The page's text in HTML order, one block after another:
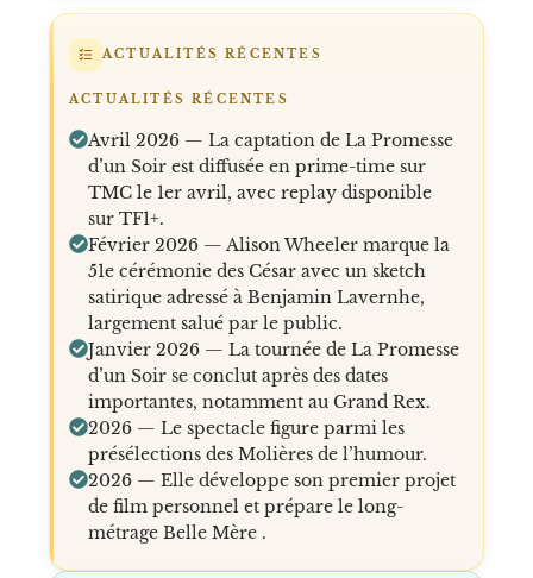
ACTUALITÉS RÉCENTES
ACTUALITÉS RÉCENTES
Avril 2026 — La captation de La Promesse
d’un Soir est diffusée en prime-time sur
TMC le 1er avril, avec replay disponible
sur TF1+.
Février 2026 — Alison Wheeler marque la
51e cérémonie des César avec un sketch
satirique adressé à Benjamin Lavernhe,
largement salué par le public.
Janvier 2026 — La tournée de La Promesse
d’un Soir se conclut après des dates
importantes, notamment au Grand Rex.
2026 — Le spectacle figure parmi les
présélections des Molières de l’humour.
2026 — Elle développe son premier projet
de film personnel et prépare le long-
métrage Belle Mère .